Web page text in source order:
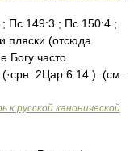
Пс.149:3 ; Пс.150:4 ;
пляски (отсюда
Богу часто
2Цар.6:14 ). (см.
русской канонической